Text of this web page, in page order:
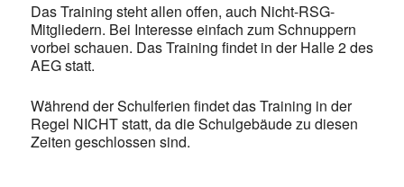
Das Training steht allen offen, auch Nicht-RSG-
Mitgliedern. Bei Interesse einfach zum Schnuppern
vorbei schauen. Das Training findet in der Halle 2 des
AEG statt.
Während der Schulferien findet das Training in der
Regel NICHT statt, da die Schulgebäude zu diesen
Zeiten geschlossen sind.